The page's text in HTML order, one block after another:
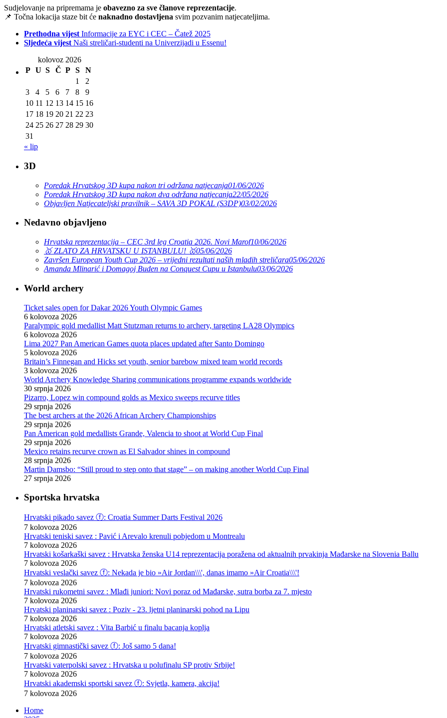
Sudjelovanje na pripremama je obavezno za sve članove reprezentacije.
📌 Točna lokacija staze bit će naknadno dostavljena svim pozvanim natjecateljima.
Prethodna vijest Informacije za EYC i CEC – Čatež 2025
Sljedeća vijest Naši streličari-studenti na Univerzijadi u Essenu!
kolovoz 2026
P U S Č P S
N
1
2
3
4 5 6 7 8
9
10 11 12 13 14 15 16
17 18 19 20 21 22 23
24 25 26 27 28 29 30
31
« lip
3D
Poredak Hrvatskog 3D kupa nakon tri održana natjecanja01/06/2026
Poredak Hrvatskog 3D kupa nakon dva održana natjecanja22/05/2026
Objavljen Natjecateljski pravilnik – SAVA 3D POKAL (S3DP)03/02/2026
Nedavno objavljeno
Hrvatska reprezentacija – CEC 3rd leg Croatia 2026. Novi Marof10/06/2026
🥇 ZLATO ZA HRVATSKU U ISTANBULU! 🥇05/06/2026
Završen European Youth Cup 2026 – vrijedni rezultati naših mladih streličara05/06/2026
Amanda Mlinarić i Domagoj Buden na Conquest Cupu u Istanbulu03/06/2026
World archery
Ticket sales open for Dakar 2026 Youth Olympic Games
6 kolovoza 2026
Paralympic gold medallist Matt Stutzman returns to archery, targeting LA28 Olympics
6 kolovoza 2026
Lima 2027 Pan American Games quota places updated after Santo Domingo
5 kolovoza 2026
Britain’s Finnegan and Hicks set youth, senior barebow mixed team world records
3 kolovoza 2026
World Archery Knowledge Sharing communications programme expands worldwide
30 srpnja 2026
Pizarro, Lopez win compound golds as Mexico sweeps recurve titles
29 srpnja 2026
The best archers at the 2026 African Archery Championships
29 srpnja 2026
Pan American gold medallists Grande, Valencia to shoot at World Cup Final
29 srpnja 2026
Mexico retains recurve crown as El Salvador shines in compound
28 srpnja 2026
Martin Damsbo: “Still proud to step onto that stage” – on making another World Cup Final
27 srpnja 2026
Sportska hrvatska
Hrvatski pikado savez ⓕ: Croatia Summer Darts Festival 2026
7 kolovoza 2026
Hrvatski teniski savez : Pavić i Arevalo krenuli pobjedom u Montrealu
7 kolovoza 2026
Hrvatski košarkaški savez : Hrvatska ženska U14 reprezentacija poražena od aktualnih prvakinja Mađarske na Slovenia Ballu
7 kolovoza 2026
Hrvatski veslački savez ⓕ: Nekada je bio »Air Jordan\\\', danas imamo »Air Croatia\\\'!
7 kolovoza 2026
Hrvatski rukometni savez : Mlađi juniori: Novi poraz od Mađarske, sutra borba za 7. mjesto
7 kolovoza 2026
Hrvatski planinarski savez : Poziv - 23. ljetni planinarski pohod na Lipu
7 kolovoza 2026
Hrvatski atletski savez : Vita Barbić u finalu bacanja koplja
7 kolovoza 2026
Hrvatski gimnastički savez ⓕ: Još samo 5 dana!
7 kolovoza 2026
Hrvatski vaterpolski savez : Hrvatska u polufinalu SP protiv Srbije!
7 kolovoza 2026
Hrvatski akademski sportski savez ⓕ: Svjetla, kamera, akcija!
7 kolovoza 2026
Home